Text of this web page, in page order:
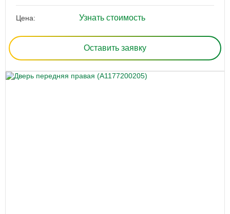
Цена: Узнать стоимость
Оставить заявку